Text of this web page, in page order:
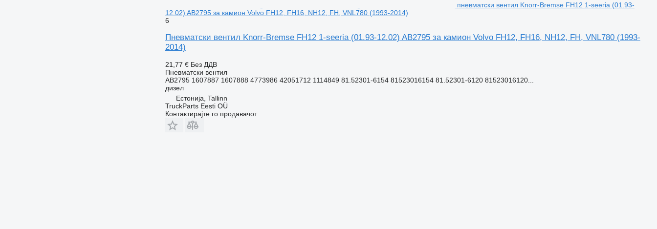
пневматски вентил Knorr-Bremse FH12 1-seeria (01.93-
12.02) AB2795 за камион Volvo FH12, FH16, NH12, FH, VNL780 (1993-2014)
6
Пневматски вентил Knorr-Bremse FH12 1-seeria (01.93-12.02) AB2795 за камион Volvo FH12, FH16, NH12, FH, VNL780 (1993-
2014)
21,77 € Без ДДВ
Пневматски вентил
AB2795 1607887 1607888 4773986 42051712 1114849 81.52301-6154 81523016154 81.52301-6120 81523016120...
дизел
Естонија, Tallinn
TruckParts Eesti OÜ
Контактирајте го продавачот